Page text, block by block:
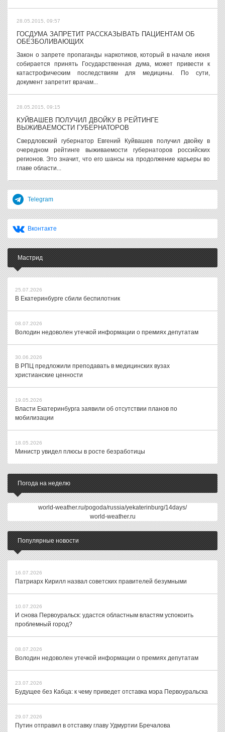
28.05.2015, 09:57
ГОСДУМА ЗАПРЕТИТ РАССКАЗЫВАТЬ ПАЦИЕНТАМ ОБ
ОБЕЗБОЛИВАЮЩИХ
Закон о запрете пропаганды наркотиков, который в начале июня
собирается принять Государственная дума, может привести к
катастрофическим последствиям для медицины. По сути,
документ запретит врачам...
28.05.2015, 09:15
КУЙВАШЕВ ПОЛУЧИЛ ДВОЙКУ В РЕЙТИНГЕ
ВЫЖИВАЕМОСТИ ГУБЕРНАТОРОВ
Свердловский губернатор Евгений Куйвашев получил двойку в
очередном рейтинге выживаемости губернаторов российских
регионов. Это значит, что его шансы на продолжение карьеры во
главе области...
Telegram
Вконтакте
Мастрид
25.07.2026
В Екатеринбурге сбили беспилотник
08.07.2026
Володин недоволен утечкой информации о премиях депутатам
30.06.2026
В РПЦ предложили преподавать в медицинских вузах
христианские ценности
19.05.2026
Власти Екатеринбурга заявили об отсутствии планов по
мобилизации
18.05.2026
Министр увидел плюсы в росте безработицы
Погода на неделю
world-weather.ru/pogoda/russia/yekaterinburg/14days/
world-weather.ru
Популярные новости
16.07.2026
Патриарх Кирилл назвал советских правителей безумными
10.07.2026
И снова Первоуральск: удастся областным властям успокоить
проблемный город?
08.07.2026
Володин недоволен утечкой информации о премиях депутатам
23.07.2026
Будущее без Кабца: к чему приведет отставка мэра Первоуральска
29.07.2026
Путин отправил в отставку главу Удмуртии Бречалова